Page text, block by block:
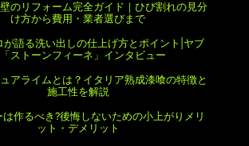
のリフォーム完全ガイド｜ひび割れの見分
け方から費用・業者選びまで
が語る洗い出しの仕上げ方とポイント|ヤブ
ストーンフィーネ」インタビュー
アライムとは？イタリア熟成漆喰の特徴と
施工性を解説
作るべき?後悔しないための小上がりメリ
ット・デメリット